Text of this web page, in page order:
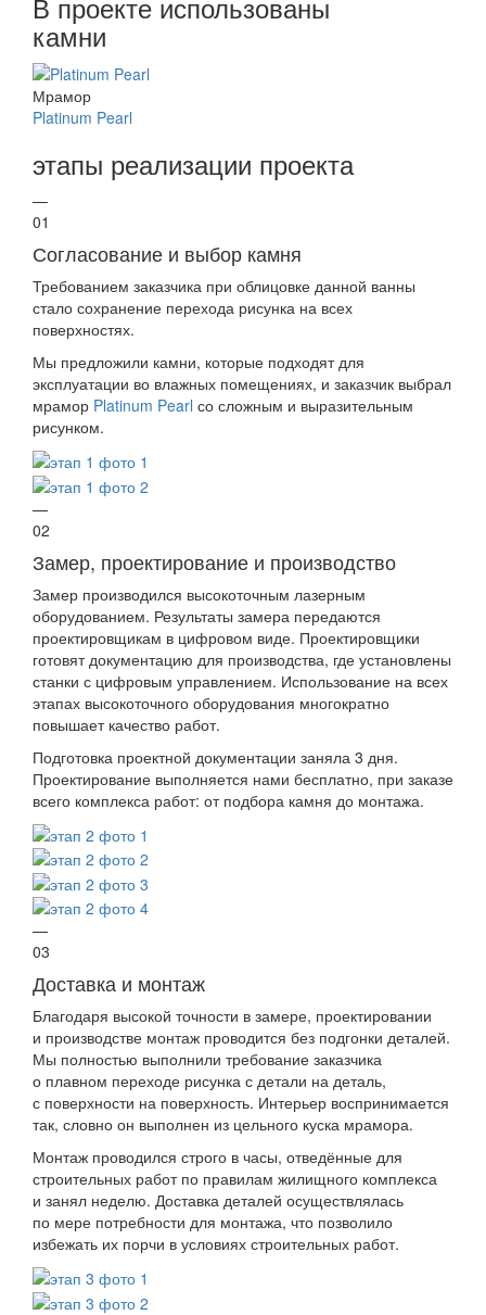
камни
Мрамор
Platinum Pearl
этапы реализации проекта
—
01
Согласование и выбор камня
Требованием заказчика при облицовке данной ванны
стало сохранение перехода рисунка на всех
поверхностях.
Мы предложили камни, которые подходят для
эксплуатации во влажных помещениях, и заказчик выбрал
мрамор Platinum Pearl со сложным и выразительным
рисунком.
—
02
Замер, проектирование и производство
Замер производился высокоточным лазерным
оборудованием. Результаты замера передаются
проектировщикам в цифровом виде. Проектировщики
готовят документацию для производства, где установлены
станки с цифровым управлением. Использование на всех
этапах высокоточного оборудования многократно
повышает качество работ.
Подготовка проектной документации заняла 3 дня.
Проектирование выполняется нами бесплатно, при заказе
всего комплекса работ: от подбора камня до монтажа.
—
03
Доставка и монтаж
Благодаря высокой точности в замере, проектировании
и производстве монтаж проводится без подгонки деталей.
Мы полностью выполнили требование заказчика
о плавном переходе рисунка с детали на деталь,
с поверхности на поверхность. Интерьер воспринимается
так, словно он выполнен из цельного куска мрамора.
Монтаж проводился строго в часы, отведённые для
строительных работ по правилам жилищного комплекса
и занял неделю. Доставка деталей осуществлялась
по мере потребности для монтажа, что позволило
избежать их порчи в условиях строительных работ.